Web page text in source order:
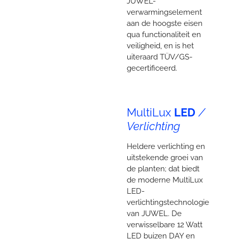
verwarmingselement
aan de hoogste eisen
qua functionaliteit en
veiligheid, en is het
uiteraard TÜV/GS-
gecertificeerd.
MultiLux LED /
Verlichting
Heldere verlichting en
uitstekende groei van
de planten; dat biedt
de moderne MultiLux
LED-
verlichtingstechnologie
van JUWEL. De
verwisselbare 12 Watt
LED buizen DAY en